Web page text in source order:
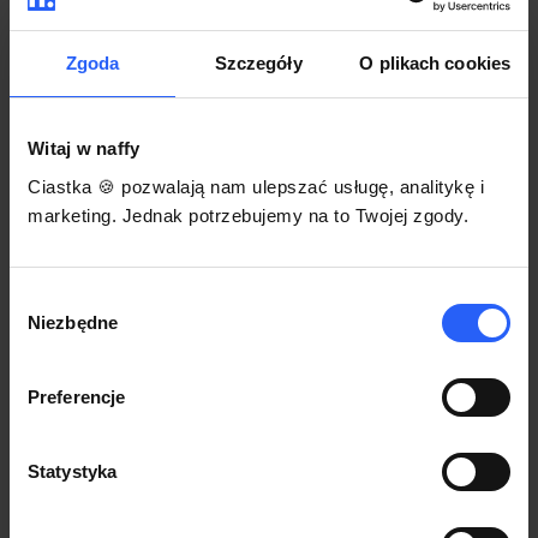
Zgoda Szczegóły O plikach cookies
Witaj w naffy
Ciastka 🍪 pozwalają nam ulepszać usługę, analitykę i
marketing. Jednak potrzebujemy na to Twojej zgody.
zgody
Niezbędne
Preferencje
Statystyka
Korzystaj na dowolnym urządzeniu z
przeglądarką Chrome
Włącz czasową promocję
3
Każdy produkt w naffy ma swój indywidualny link.
gdzie się nim podzielisz z odbiorcami.